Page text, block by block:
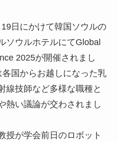
日にかけて韓国ソウルの
ソウルホテルにてGlobal
2025が開催されまし
国からお越しになった乳
線技師など多様な職種と
熱い議論が交わされまし
授が学会前日のロボット